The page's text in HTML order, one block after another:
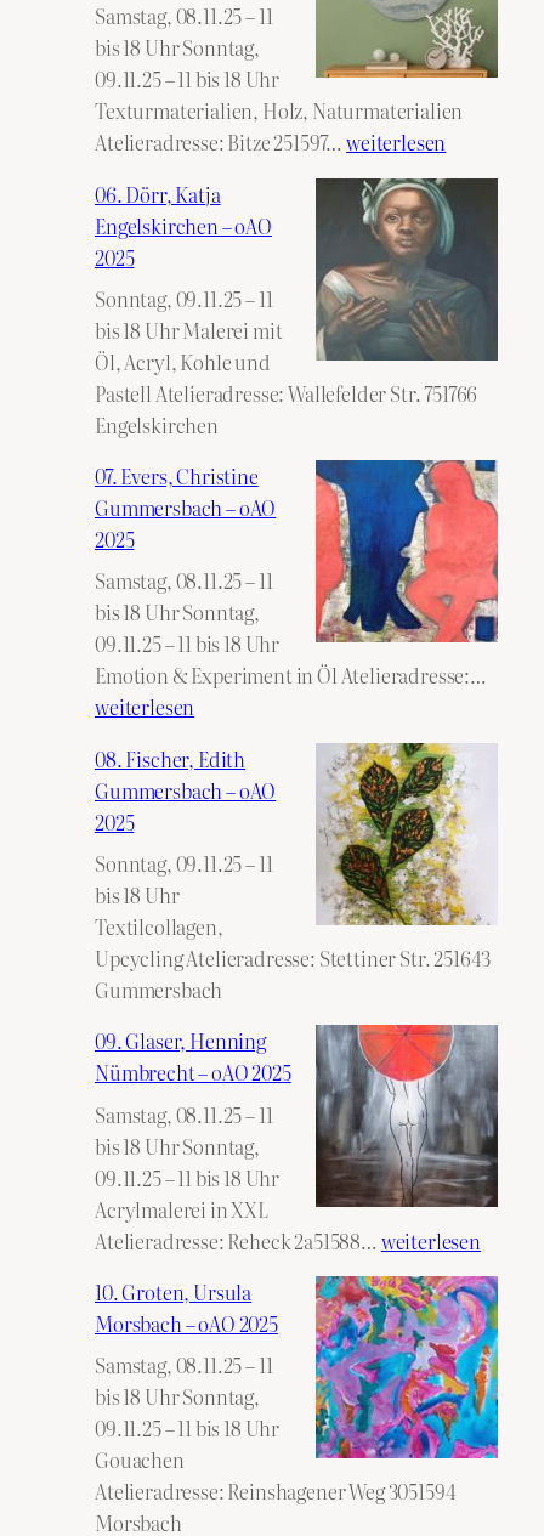
–
oAO
2025
Samstag, 08.11.25 – 11
bis 18 Uhr Sonntag,
09.11.25 – 11 bis 18 Uhr
Texturmaterialien, Holz, Naturmaterialien
Atelieradresse: Bitze 251597…05.
Cervinscaia,
Micaella
Morsbach
oAO
2025
weiterlesen
06. Dörr, Katja
Engelskirchen – oAO
2025
Sonntag, 09.11.25 – 11
bis 18 Uhr Malerei mit
Öl, Acryl, Kohle und
Pastell Atelieradresse: Wallefelder Str. 751766
Engelskirchen
07. Evers, Christine
Gummersbach – oAO
2025
Samstag, 08.11.25 – 11
bis 18 Uhr Sonntag,
09.11.25 – 11 bis 18 Uhr
Emotion & Experiment in Öl Atelieradresse:…
weiterlesen
08. Fischer, Edith
Gummersbach – oAO
2025
Sonntag, 09.11.25 – 11
bis 18 Uhr
Textilcollagen,
Upcycling Atelieradresse: Stettiner Str. 251643
Gummersbach
09. Glaser, Henning
Nümbrecht – oAO 2025
Samstag, 08.11.25 – 11
bis 18 Uhr Sonntag,
09.11.25 – 11 bis 18 Uhr
Acrylmalerei in XXL
Atelieradresse: Reheck 2a51588… 09.
Glaser,
Henning
Nümbrecht
–
oAO
2025
weiterlesen
10. Groten, Ursula
Morsbach – oAO 2025
Samstag, 08.11.25 – 11
bis 18 Uhr Sonntag,
09.11.25 – 11 bis 18 Uhr
Gouachen
Atelieradresse: Reinshagener Weg 3051594
Morsbach